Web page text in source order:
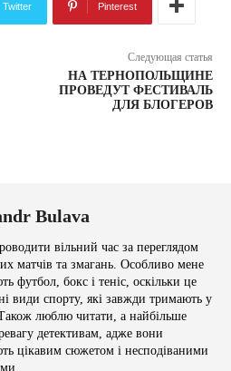
Twitter Pinterest
Следующая статья
НА ТЕРНОПОЛЬЩИНЕ
ПРОВЕДУТ ФЕСТИВАЛЬ
ДЛЯ БЛОГЕРОВ
Bulava
вільний час за переглядом
матчів та змагань. Особливо мене
футбол, бокс і теніс, оскільки це
види спорту, які завжди тримають у
люблю читати, а найбільше
детективам, адже вони
цікавим сюжетом і несподіваними